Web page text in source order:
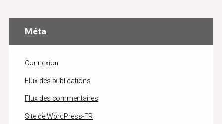
Méta
Connexion
Flux des publications
Flux des commentaires
Site de WordPress-FR